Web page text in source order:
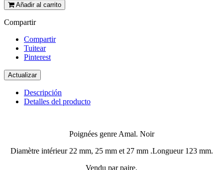
Añadir al carrito
Compartir
Compartir
Tuitear
Pinterest
Descripción
Detalles del producto
Poignées genre Amal. Noir
Diamètre intérieur 22 mm, 25 mm et 27 mm .Longueur 123 mm.
Vendu par paire.